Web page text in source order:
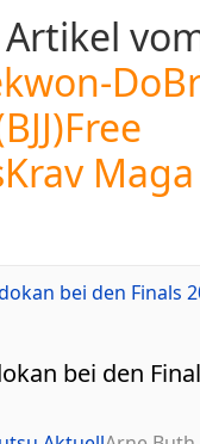
Do
Free
Krav Maga
bei den